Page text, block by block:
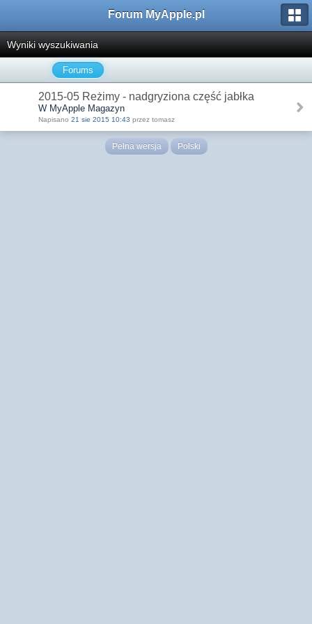
Forum MyApple.pl
Wyniki wyszukiwania
Forums
2015-05 Reżimy - nadgryziona część jabłka
W MyApple Magazyn
Napisano 21 sie 2015 10:43 przez tomasz
Pełna wersja Polski